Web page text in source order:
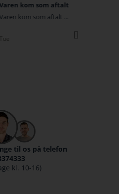
og nemt
til os på telefon
kl. 10-16)